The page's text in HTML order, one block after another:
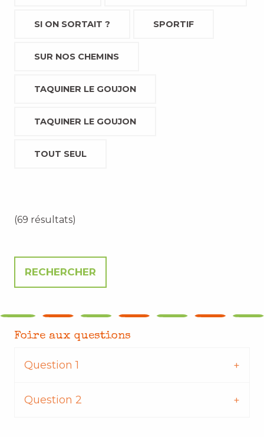
SI ON SORTAIT ? SPORTIF
SUR NOS CHEMINS
TAQUINER LE GOUJON
TAQUINER LE GOUJON
TOUT SEUL
(69 résultats)
Foire aux questions
Question 1
Question 2